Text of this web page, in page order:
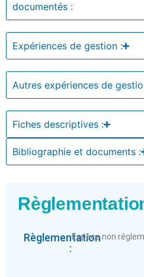
documentés :
Expériences de gestion :
Autres expériences de
Fiches descriptives :
Bibliographie et documents :
Règlementation
:
Espèce non